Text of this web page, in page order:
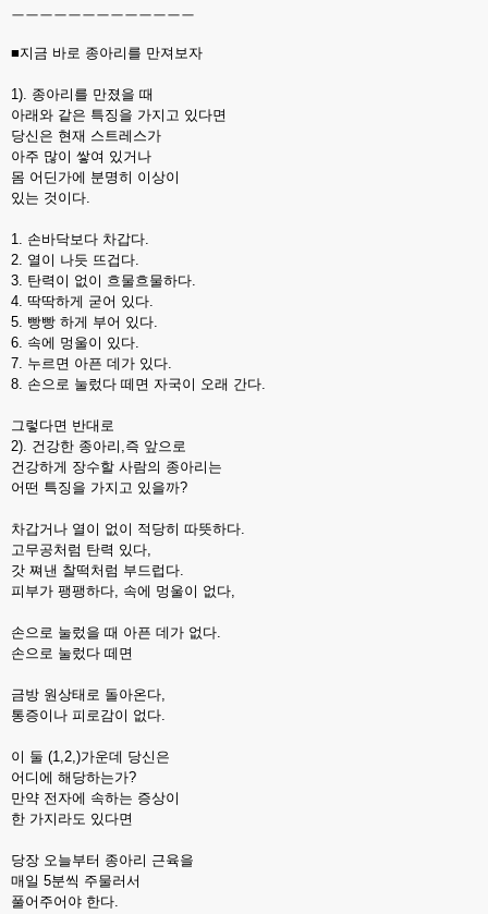
ㅡㅡㅡㅡㅡㅡㅡㅡㅡㅡㅡㅡㅡ
■지금 바로 종아리를 만져보자
1). 종아리를 만졌을 때
아래와 같은 특징을 가지고 있다면
당신은 현재 스트레스가
아주 많이 쌓여 있거나
몸 어딘가에 분명히 이상이
있는 것이다.
1. 손바닥보다 차갑다.
2. 열이 나듯 뜨겁다.
3. 탄력이 없이 흐물흐물하다.
4. 딱딱하게 굳어 있다.
5. 빵빵 하게 부어 있다.
6. 속에 멍울이 있다.
7. 누르면 아픈 데가 있다.
8. 손으로 눌렀다 떼면 자국이 오래 간다.
그렇다면 반대로
2). 건강한 종아리,즉 앞으로
건강하게 장수할 사람의 종아리는
어떤 특징을 가지고 있을까?
차갑거나 열이 없이 적당히 따뜻하다.
고무공처럼 탄력 있다,
갓 쪄낸 찰떡처럼 부드럽다.
피부가 팽팽하다, 속에 멍울이 없다,
손으로 눌렀을 때 아픈 데가 없다.
손으로 눌렀다 떼면
금방 원상태로 돌아온다,
통증이나 피로감이 없다.
이 둘 (1,2,)가운데 당신은
어디에 해당하는가?
만약 전자에 속하는 증상이
한 가지라도 있다면
당장 오늘부터 종아리 근육을
매일 5분씩 주물러서
풀어주어야 한다.